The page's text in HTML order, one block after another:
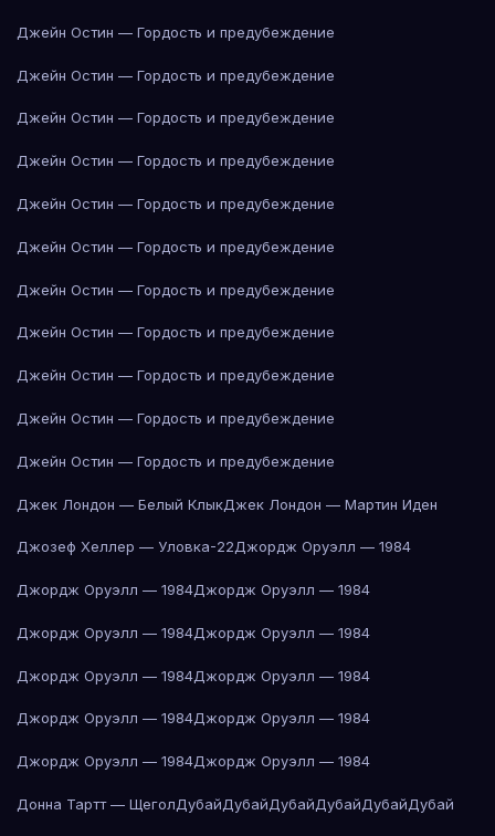
Джейн Остин — Гордость и предубеждение
Джейн Остин — Гордость и предубеждение
Джейн Остин — Гордость и предубеждение
Джейн Остин — Гордость и предубеждение
Джейн Остин — Гордость и предубеждение
Джейн Остин — Гордость и предубеждение
Джейн Остин — Гордость и предубеждение
Джейн Остин — Гордость и предубеждение
Джейн Остин — Гордость и предубеждение
Джейн Остин — Гордость и предубеждение
Джейн Остин — Гордость и предубеждение
Джек Лондон — Белый КлыкДжек Лондон — Мартин Иден
Джозеф Хеллер — Уловка-22Джордж Оруэлл — 1984
Джордж Оруэлл — 1984Джордж Оруэлл — 1984
Джордж Оруэлл — 1984Джордж Оруэлл — 1984
Джордж Оруэлл — 1984Джордж Оруэлл — 1984
Джордж Оруэлл — 1984Джордж Оруэлл — 1984
Джордж Оруэлл — 1984Джордж Оруэлл — 1984
Донна Тартт — ЩеголДубайДубайДубайДубайДубайДубай